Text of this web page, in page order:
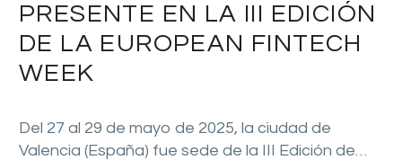
PRESENTE EN LA III EDICIÓN
DE LA EUROPEAN FINTECH
WEEK
Del 27 al 29 de mayo de 2025, la ciudad de
Valencia (España) fue sede de la III Edición de…